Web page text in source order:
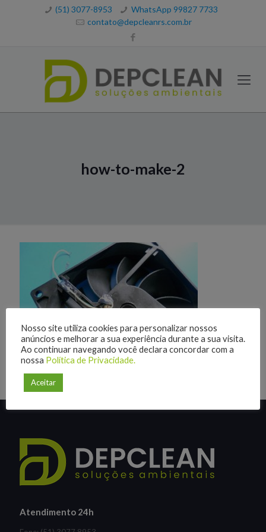
(51) 3077-8953
WhatsApp 99827 7733
contato@depcleanrs.com.br
how-to-make-2
Atendimento 24h
Nosso site utiliza cookies para personalizar nossos
anúncios e melhorar a sua experiência durante a sua visita.
Ao continuar navegando você declara concordar com a
nossa Política de Privacidade.
Aceitar